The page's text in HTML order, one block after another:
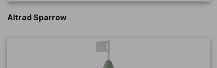
Altrad Sparrow